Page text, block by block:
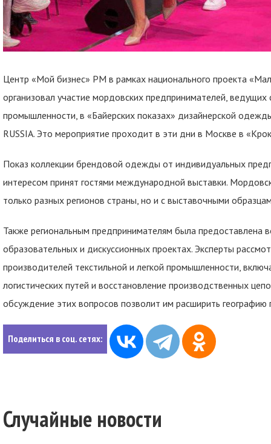
Центр «Мой бизнес» РМ в рамках национального проекта
организовал участие мордовских предпринимателей, ведущих
промышленности, в «Байерских показах» дизайнерской
RUSSIA. Это мероприятие проходит в эти дни в Москве в
Показ коллекции брендовой одежды от индивидуальных
интересом принят гостями международной выставки.
только разных регионов страны, но и с выставочными
Также региональным предпринимателям была предоставлена
образовательных и дискуссионных проектах. Эксперты
производителей текстильной и легкой промышленности,
логистических путей и восстановление производственных
обсуждение этих вопросов позволит им расширить
Поделиться в соц. сетях:
Случайные новости